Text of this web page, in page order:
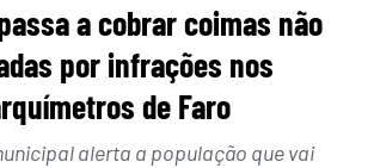
a cobrar coimas não
por infrações nos
de Faro
alerta a população que vai